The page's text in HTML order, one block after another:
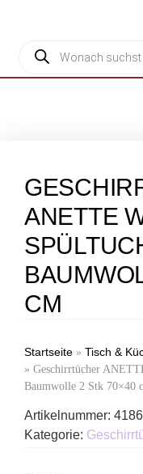
ANETTE
CM
Startseite » Tisch &
» Geschirrtücher
Baumwolle 2 Stk 70×40
Artikelnummer:
Kategorie: